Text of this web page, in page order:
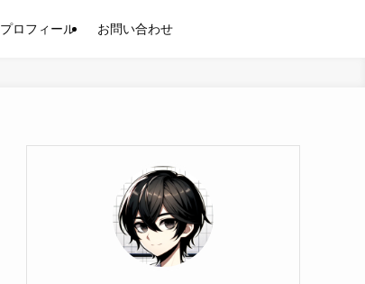
プロフィール お問い合わせ